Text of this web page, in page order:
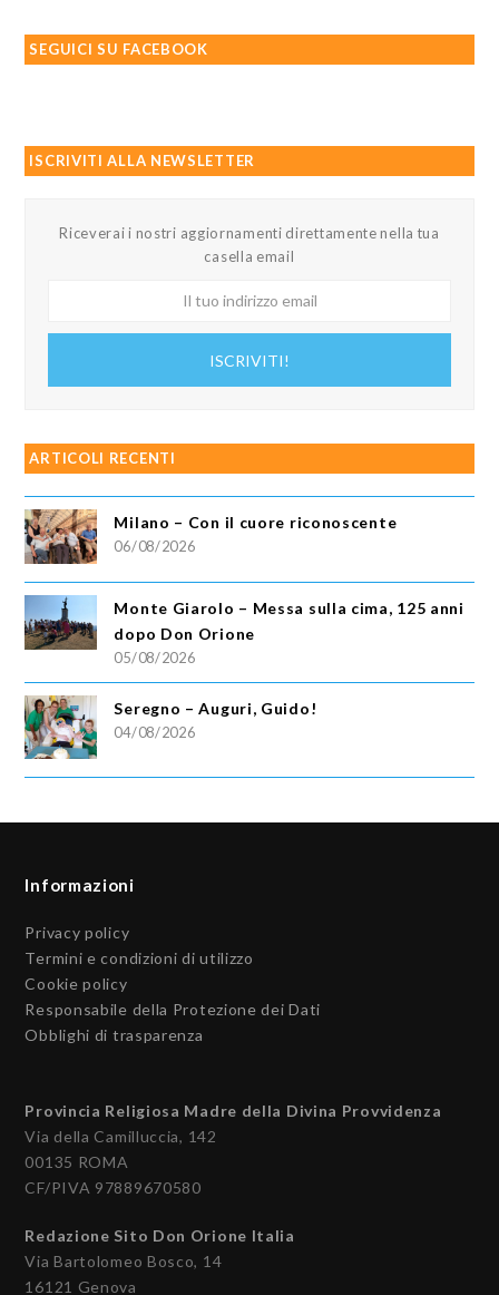
SEGUICI SU FACEBOOK
ISCRIVITI ALLA NEWSLETTER
Riceverai i nostri aggiornamenti direttamente nella tua
casella email
ISCRIVITI!
ARTICOLI RECENTI
Milano – Con il cuore riconoscente
06/08/2026
Monte Giarolo – Messa sulla cima, 125 anni
dopo Don Orione
05/08/2026
Seregno – Auguri, Guido!
04/08/2026
Informazioni
Privacy policy
Termini e condizioni di utilizzo
Cookie policy
Responsabile della Protezione dei Dati
Obblighi di trasparenza
Provincia Religiosa Madre della Divina Provvidenza
Via della Camilluccia, 142
00135 ROMA
CF/PIVA 97889670580
Redazione Sito Don Orione Italia
Via Bartolomeo Bosco, 14
16121 Genova